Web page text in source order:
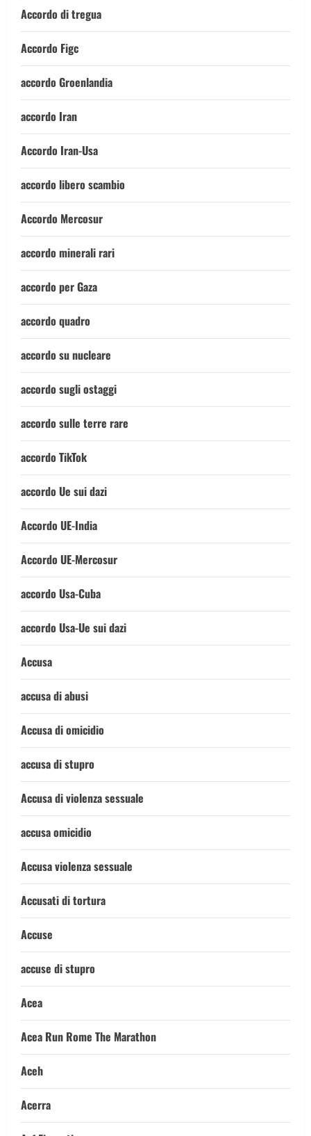
Accordo di tregua
Accordo Figc
accordo Groenlandia
accordo Iran
Accordo Iran-Usa
accordo libero scambio
Accordo Mercosur
accordo minerali rari
accordo per Gaza
accordo quadro
accordo su nucleare
accordo sugli ostaggi
accordo sulle terre rare
accordo TikTok
accordo Ue sui dazi
Accordo UE-India
Accordo UE-Mercosur
accordo Usa-Cuba
accordo Usa-Ue sui dazi
Accusa
accusa di abusi
Accusa di omicidio
accusa di stupro
Accusa di violenza sessuale
accusa omicidio
Accusa violenza sessuale
Accusati di tortura
Accuse
accuse di stupro
Acea
Acea Run Rome The Marathon
Aceh
Acerra